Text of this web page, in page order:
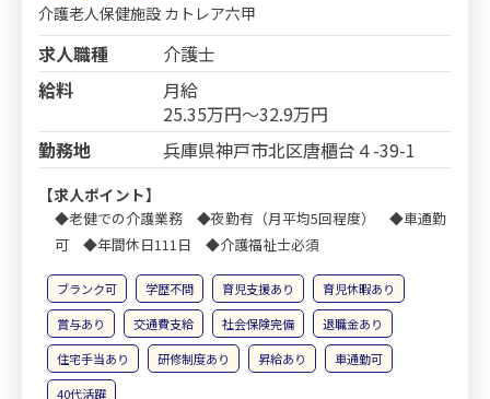
介護老人保健施設 カトレア六甲
求人職種
介護士
給料
月給
25.35万円～32.9万円
勤務地
兵庫県神戸市北区唐櫃台４-39-1
【求人ポイント】
◆老健での介護業務 ◆夜勤有（月平均5回程度） ◆車通勤
可 ◆年間休日111日 ◆介護福祉士必須
ブランク可 学歴不問 育児支援あり
育児休暇あり
賞与あり
交通費支給 社会保険完備
退職金あり
住宅手当あり
研修制度あり 昇給あり
車通勤可
40代活躍